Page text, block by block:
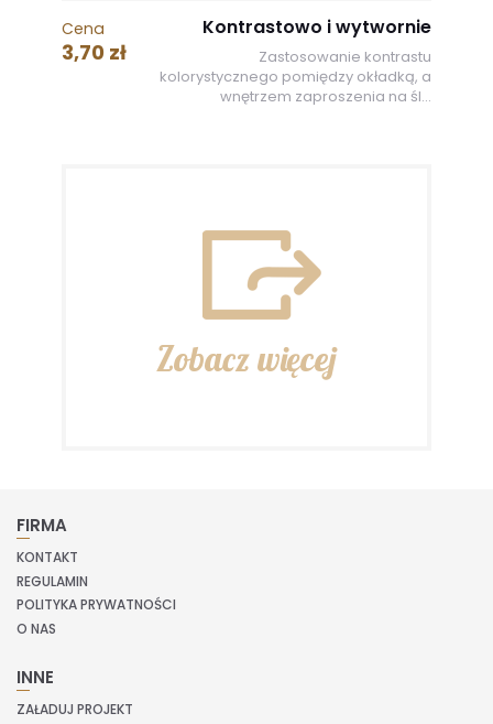
Cena
3,70 zł
Kontrastowo i wytwornie
Zastosowanie kontrastu
kolorystycznego pomiędzy okładką, a
wnętrzem zaproszenia na śl...
Zobacz więcej
FIRMA
KONTAKT
REGULAMIN
POLITYKA PRYWATNOŚCI
O NAS
INNE
ZAŁADUJ PROJEKT